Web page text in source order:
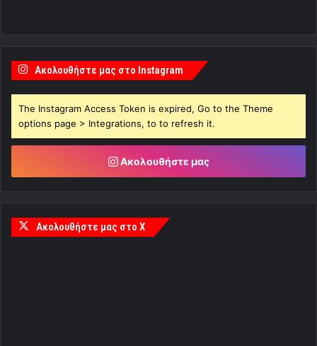
Ακολουθήστε μας στο Instagram
The Instagram Access Token is expired, Go to the Theme
options page > Integrations, to to refresh it.
Ακολουθήστε μας
Ακολουθήστε μας στο X